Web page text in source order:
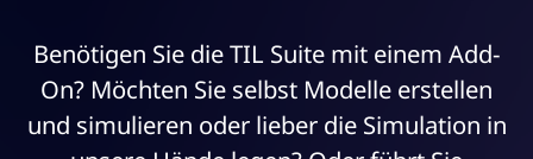
Benötigen Sie die TIL Suite mit einem Add-
On? Möchten Sie selbst Modelle erstellen
und simulieren oder lieber die Simulation in